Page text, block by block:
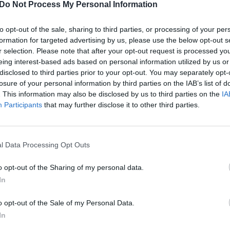
Do Not Process My Personal Information
opt-out of the sale, sharing to third parties, or processing of your
for targeted advertising by us, please use the below opt-out
selection. Please note that after your opt-out request is processed
interest-based ads based on personal information utilized by us
to third parties prior to your opt-out. You may separately
of your personal information by third parties on the IAB’s list of
This information may also be disclosed by us to third parties on the
Participants that may further disclose it to other third parties.
Data Processing Opt Outs
opt-out of the Sharing of my personal data.
opt-out of the Sale of my Personal Data.
paruošiamas
desertas,
būrį
Kefyro ir jogurto
desertas su žele –
lengvas ir gaivus
pasidalijo vasariško deserto receptu.